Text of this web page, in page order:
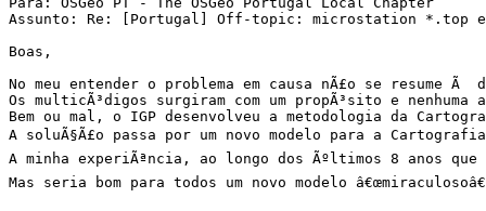
Assunto: Re: [Portugal] Off-topic: microstation *.top
Boas,
No meu entender o problema em causa nÃ£o se resume
Os multicÃ³digos surgiram com um propÃ³sito e
Bem ou mal, o IGP desenvolveu a metodologia da
A soluÃ§Ã£o passa por um novo modelo para a
A minha experiÃªncia, ao longo dos Ãºltimos 8 anos
Mas seria bom para todos um novo modelo